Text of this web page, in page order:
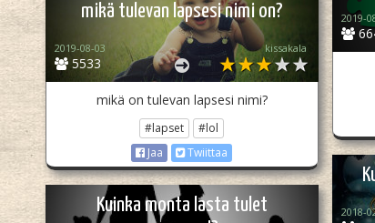
2019-
mikä tulevan lapsesi nimi on?
5533
2019-08-03 kissakala
mikä on tulevan lapsesi nimi?
#lapset
#lol
Jaa
Twiittaa
2018-
Kuinka monta lasta tulet